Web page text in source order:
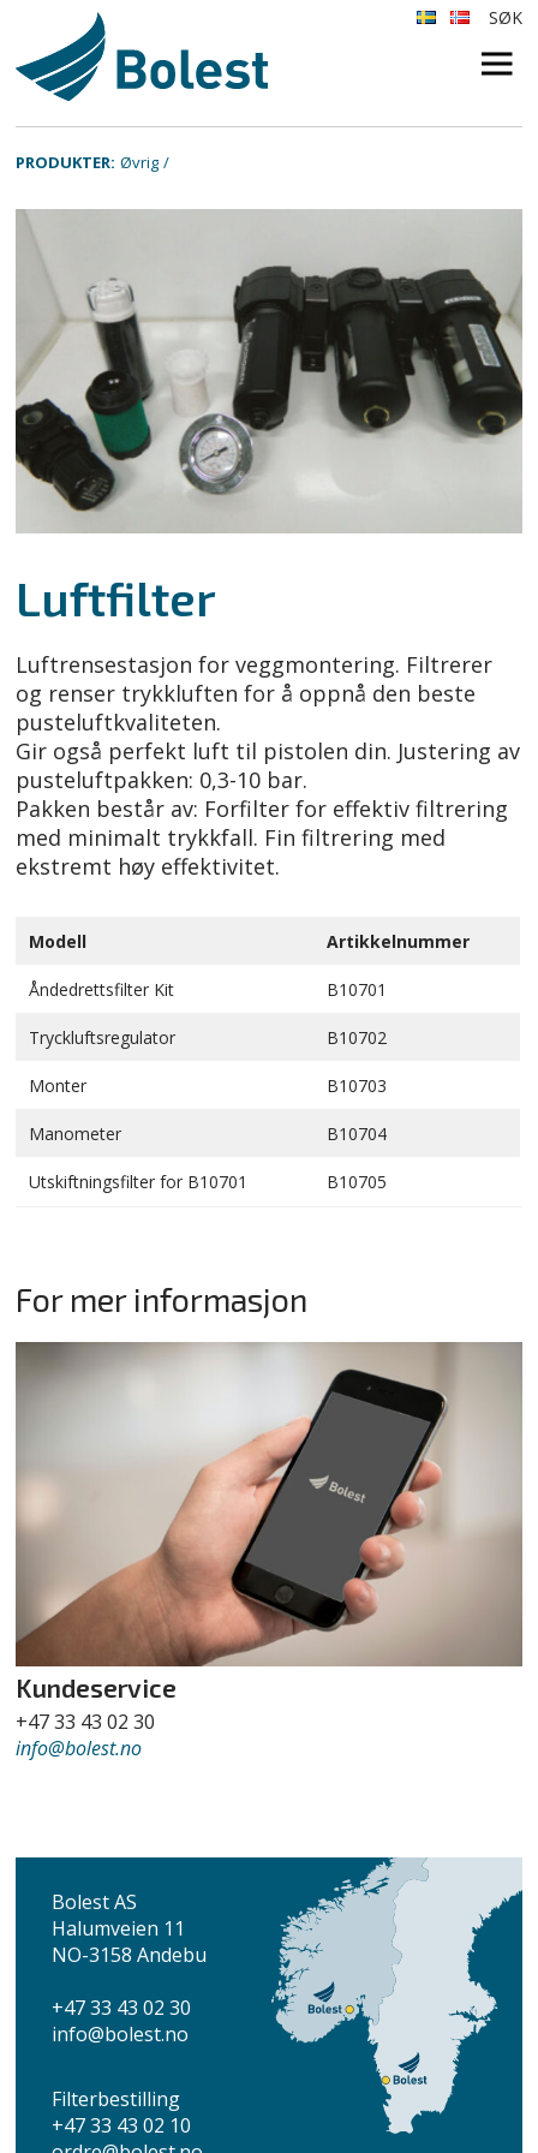
×
SØK
PRODUKTER: Øvrig
Luftfilter
Luftrensestasjon for veggmontering. Filtrerer
og renser trykkluften for å oppnå den beste
pusteluftkvaliteten.
Gir også perfekt luft til pistolen din. Justering av
pusteluftpakken: 0,3-10 bar.
Pakken består av: Forfilter for effektiv filtrering
med minimalt trykkfall. Fin filtrering med
ekstremt høy effektivitet.
Modell Artikkelnummer
Åndedrettsfilter Kit B10701
Tryckluftsregulator B10702
Monter B10703
Manometer B10704
Utskiftningsfilter for B10701 B10705
For mer informasjon
Kundeservice
+47 33 43 02 30
info@bolest.no
Bolest AS
Halumveien 11
NO-3158 Andebu
+47 33 43 02 30
info@bolest.no
Filterbestilling
+47 33 43 02 10